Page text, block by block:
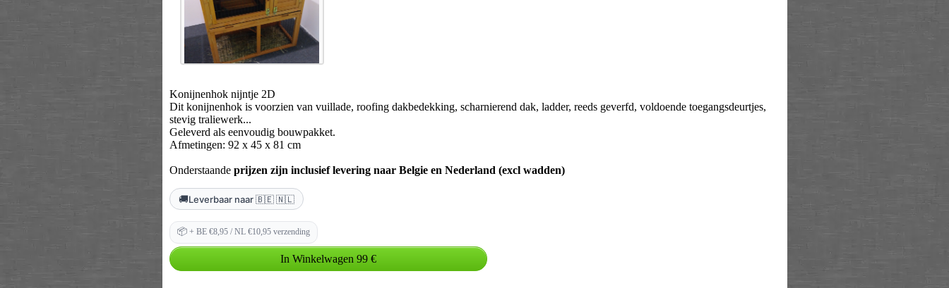
Konijnenhok nijntje 2D
Dit konijnenhok is voorzien van vuillade, roofing dakbedekking, scharnierend dak, ladder, reeds geverfd, voldoende toegangsdeurtjes,
stevig traliewerk...
Geleverd als eenvoudig bouwpakket.
Afmetingen: 92 x 45 x 81 cm
Onderstaande prijzen zijn inclusief levering naar Belgie en Nederland (excl wadden)
🚚Leverbaar naar 🇧🇪 🇳🇱
📦+ BE €8,95 / NL €10,95 verzending